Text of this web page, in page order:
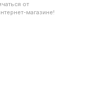
от
магазине!